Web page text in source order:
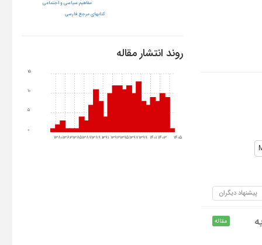
پیشنهاد دیگران
مقاله
مفاهیم سیاسی و اجتماعی
کتابهای مرجع فارسی
روند انتشار مقاله
138013831385138713891391 1393139513971399 1401 1403 1405
0
5
10
15